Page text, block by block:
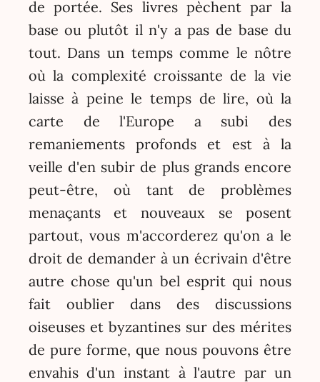
de portée. Ses livres pèchent par la
base ou plutôt il n'y a pas de base du
tout. Dans un temps comme le nôtre
où la complexité croissante de la vie
laisse à peine le temps de lire, où la
carte de l'Europe a subi des
remaniements profonds et est à la
veille d'en subir de plus grands encore
peut-être, où tant de problèmes
menaçants et nouveaux se posent
partout, vous m'accorderez qu'on a le
droit de demander à un écrivain d'être
autre chose qu'un bel esprit qui nous
fait oublier dans des discussions
oiseuses et byzantines sur des mérites
de pure forme, que nous pouvons être
envahis d'un instant à l'autre par un